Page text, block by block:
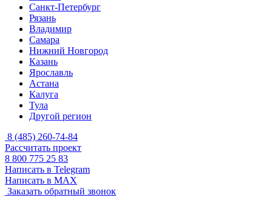
Санкт-Петербург
Рязань
Владимир
Самара
Нижний Новгород
Казань
Ярославль
Астана
Калуга
Тула
Другой регион
8 (485) 260-74-84
Рассчитать проект
8 800 775 25 83
Написать в Telegram
Написать в MAX
Заказать обратный звонок